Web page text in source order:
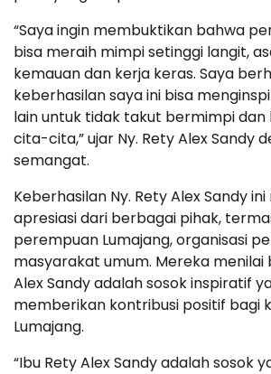
“Saya ingin membuktikan bahwa
bisa meraih mimpi setinggi langit,
kemauan dan kerja keras. Saya
keberhasilan saya ini bisa
lain untuk tidak takut bermimpi
cita-cita,” ujar Ny. Rety Alex Sandy
semangat.
Keberhasilan Ny. Rety Alex Sandy
apresiasi dari berbagai pihak,
perempuan Lumajang, organisasi
masyarakat umum. Mereka menilai
Alex Sandy adalah sosok inspiratif
memberikan kontribusi positif bagi
Lumajang.
“Ibu Rety Alex Sandy adalah sosok